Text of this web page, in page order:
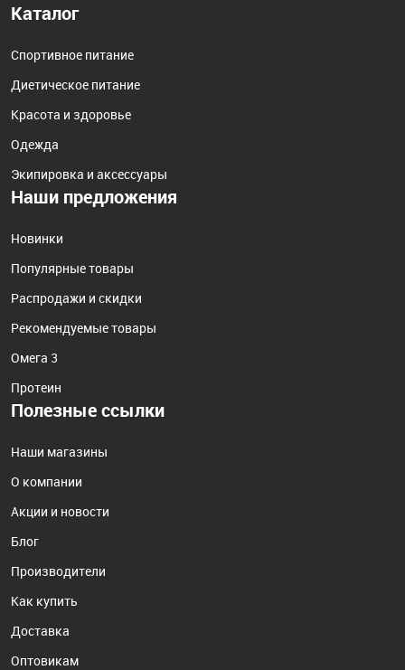
Каталог
Спортивное питание
Диетическое питание
Красота и здоровье
Одежда
Экипировка и аксессуары
Наши предложения
Новинки
Популярные товары
Распродажи и скидки
Рекомендуемые товары
Омега 3
Протеин
Полезные ссылки
Наши магазины
О компании
Акции и новости
Блог
Производители
Как купить
Доставка
Оптовикам